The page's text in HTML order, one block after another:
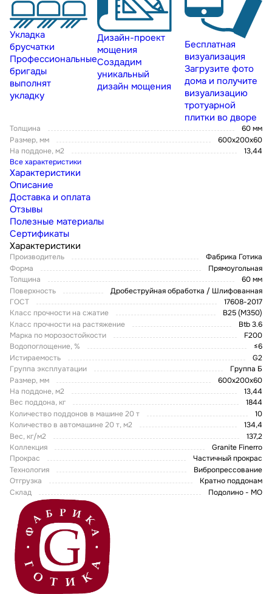
Укладка
брусчатки
Профессиональные
бригады
выполнят
укладку
Дизайн-проект
мощения
Создадим
уникальный
дизайн мощения
Бесплатная
визуализация
Загрузите фото
дома и получите
визуализацию
тротуарной
плитки во дворе
Толщина
60 мм
Размер, мм
600х200х60
На поддоне, м2
13,44
Все характеристики
Характеристики
Описание
Доставка и оплата
Отзывы
Полезные материалы
Сертификаты
Характеристики
Производитель
Фабрика Готика
Форма
Прямоугольная
Толщина
60 мм
Поверхность
Дробеструйная обработка / Шлифованная
ГОСТ
17608-2017
Класс прочности на сжатие
В25 (М350)
Класс прочности на растяжение
Btb 3.6
Марка по морозостойкости
F200
Водопоглощение, %
≤6
Истираемость
G2
Группа эксплуатации
Группа Б
Размер, мм
600х200х60
На поддоне, м2
13,44
Вес поддона, кг
1844
Количество поддонов в машине 20 т
10
Количество в автомашине 20 т, м2
134,4
Вес, кг/м2
137,2
Коллекция
Granite Finerro
Прокрас
Частичный прокрас
Технология
Вибропрессование
Отгрузка
Кратно поддонам
Склад
Подолино - МО